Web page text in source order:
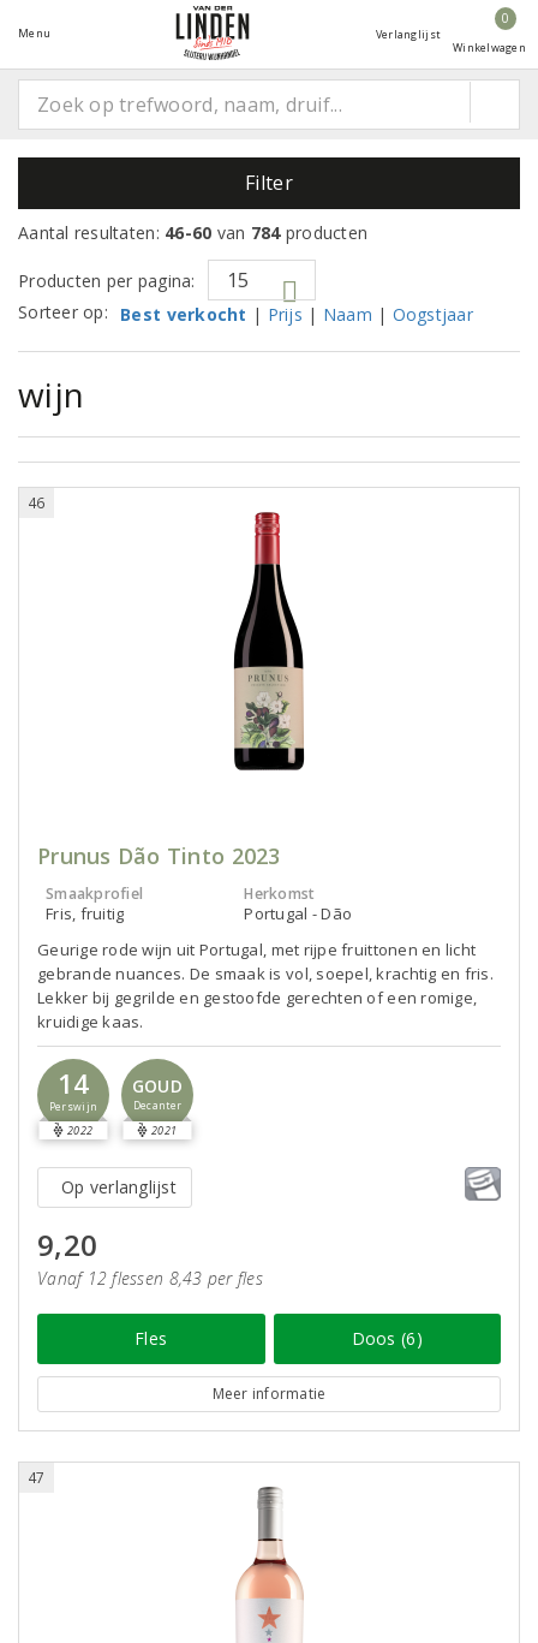
Menu Verlanglijst
0
Winkelwagen
Filter
Aantal resultaten: 46-60 van 784producten
Producten per pagina:
Sorteer op:
Best verkocht | Prijs | Naam | Oogstjaar
wijn
46
Prunus Dão Tinto 2023
Smaakprofiel
Fris, fruitig
Herkomst
Portugal - Dão
Geurige rode wijn uit Portugal, met rijpe fruittonen en licht
gebrande nuances. De smaak is vol, soepel, krachtig en fris.
Lekker bij gegrilde en gestoofde gerechten of een romige,
kruidige kaas.
14
Perswijn
2022
GOUD
Decanter
2021
Op verlanglijst
9,20
Vanaf 12 flessen 8,43 per fles
Fles Doos (6)
Meer informatie
47